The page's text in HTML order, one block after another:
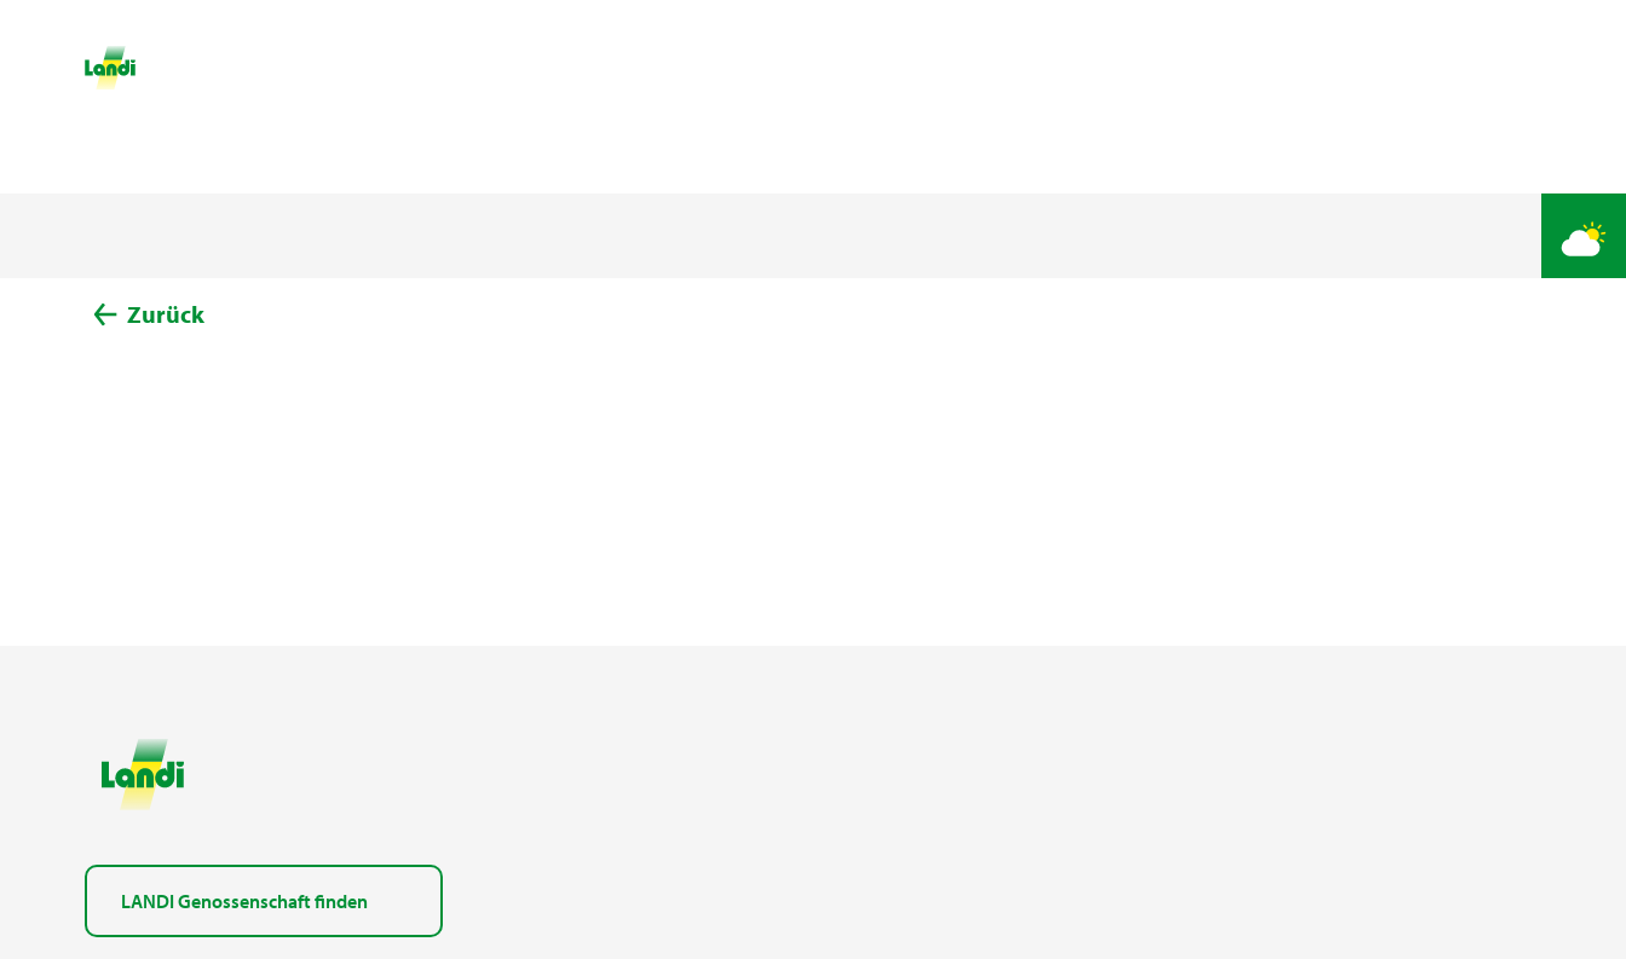
Zurück
LANDI Genossenschaft finden